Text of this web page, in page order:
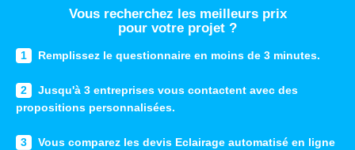
Vous recherchez les meilleurs prix
pour votre projet ?
1 Remplissez le questionnaire en moins de 3 minutes.
2
Jusqu'à 3 entreprises vous contactent avec des
propositions personnalisées.
3
Vous comparez les devis Eclairage automatisé en ligne